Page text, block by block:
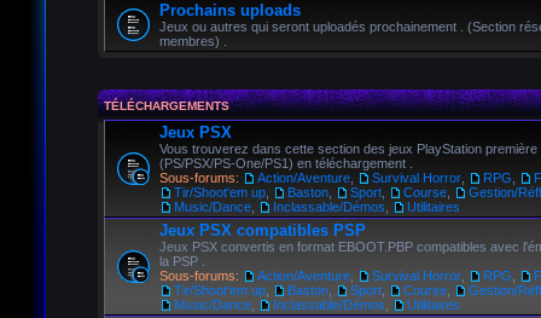
Prochains uploads
Jeux ou autres qui seront uploadés prochainement . (Section
membres) .
TÉLÉCHARGEMENTS
Jeux PSX
Vous trouverez dans cette section des jeux PlayStation première
(PS/PSX/PS-One/PS1) en téléchargement .
Sous-forums:
Action/Aventure, Survival Horror, RPG
Tir/Shoot'em up, Baston, Sport, Course,
Gestion/
Music/Dance, Inclassable/Démos Utilitaires
Jeux PSX compatibles PSP
Jeux PSX convertis en format EBOOT.PBP compatibles avec
la PSP .
Sous-forums:
Action/Aventure, Survival Horror, RPG
Tir/Shoot'em up, Baston, Sport, Course,
Gestion/
Music/Dance, Inclassable/Démos Utilitaires